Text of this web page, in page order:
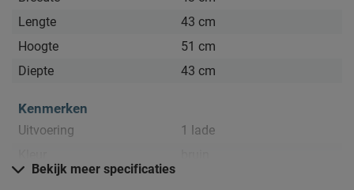
Lengte
43 cm
Hoogte
51 cm
Diepte
43 cm
Kenmerken
Uitvoering
1 lade
Bekijk meer specificaties